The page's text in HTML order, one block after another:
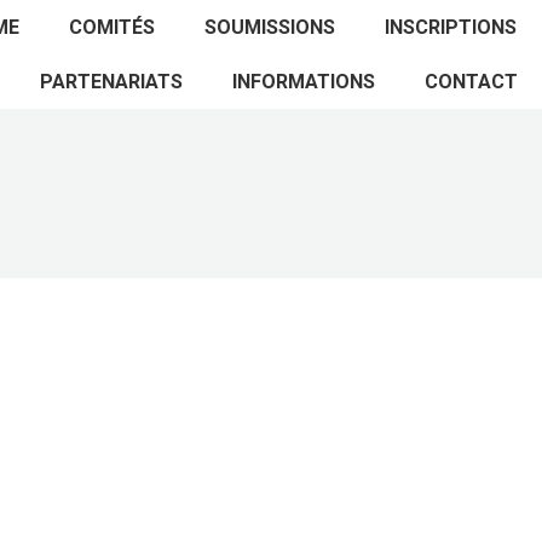
COMITÉS SOUMISSIONS INSCRIPTIONS
PARTENARIATS INFORMATIONS CONTACT
ACCUEIL PROGRAMME COMITÉS
SOUMISSIONS INSCRIPTIONS PARTENARIATS